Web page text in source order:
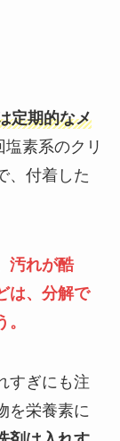
定期的なメ
素系のクリ
、付着した
汚れが酷
は、分解で
。
すぎにも注
を栄養素に